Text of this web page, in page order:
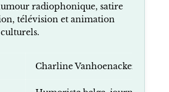
radiophonique, satire
télévision et animation
Charline Vanhoenacker